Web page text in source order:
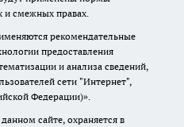
и смежных правах.
рекомендательные
предоставления
и анализа сведений,
сети "Интернет",
Федерации)».
сайте, охраняется в